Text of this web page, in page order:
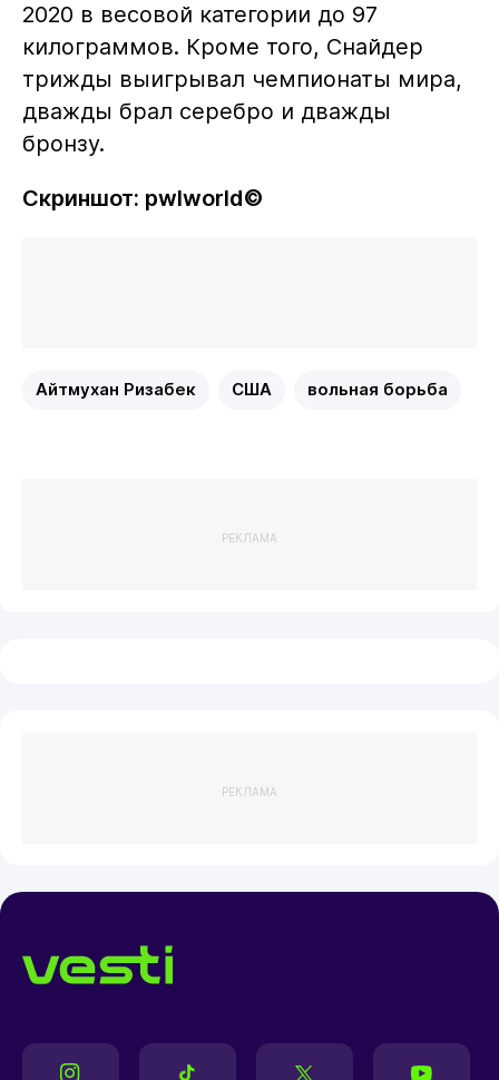
2020 в весовой категории до 97
килограммов. Кроме того, Снайдер
трижды выигрывал чемпионаты мира,
дважды брал серебро и дважды
бронзу.
Скриншот: pwlworld©
Айтмухан Ризабек США вольная борьба
РЕКЛАМА
РЕКЛАМА